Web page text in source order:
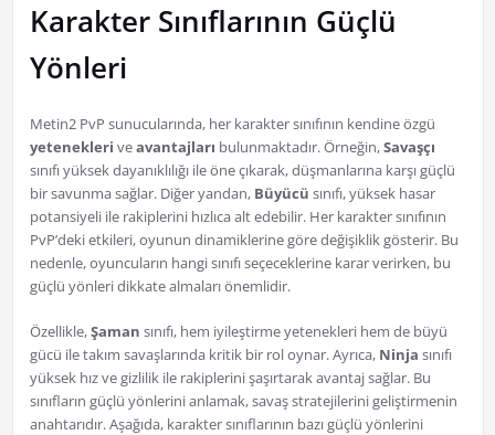
Karakter Sınıflarının Güçlü
Yönleri
Metin2 PvP sunucularında, her karakter sınıfının kendine özgü
yetenekleri veavantajları bulunmaktadır. Örneğin,Savaşçı
sınıfı yüksek dayanıklılığı ile öne çıkarak, düşmanlarına karşı güçlü
bir savunma sağlar. Diğer yandan, Büyücü sınıfı, yüksek hasar
potansiyeli ile rakiplerini hızlıca alt edebilir. Her karakter sınıfının
PvP’deki etkileri, oyunun dinamiklerine göre değişiklik gösterir. Bu
nedenle, oyuncuların hangi sınıfı seçeceklerine karar verirken, bu
güçlü yönleri dikkate almaları önemlidir.
Özellikle,Şaman sınıfı, hem iyileştirme yetenekleri hem de büyü
gücü ile takım savaşlarında kritik bir rol oynar. Ayrıca, Ninja sınıfı
yüksek hız ve gizlilik ile rakiplerini şaşırtarak avantaj sağlar. Bu
sınıfların güçlü yönlerini anlamak, savaş stratejilerini geliştirmenin
anahtarıdır. Aşağıda, karakter sınıflarının bazı güçlü yönlerini